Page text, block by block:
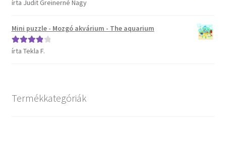
Értékelés:5/
írta Judit Greinerné Nagy
Mini puzzle - Mozgó akvárium - The aquarium
Értékelés:
írta Tekla F.
Termékkategóriák